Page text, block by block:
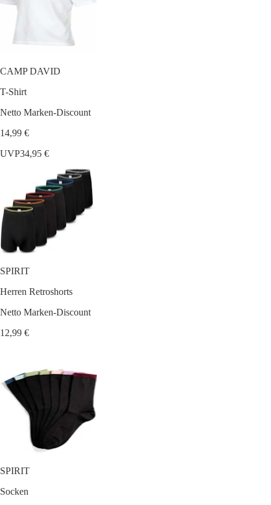
CAMP DAVID
T-Shirt
Netto Marken-Discount
14,99 €
UVP34,95 €
SPIRIT
Herren Retroshorts
Netto Marken-Discount
12,99 €
SPIRIT
Socken